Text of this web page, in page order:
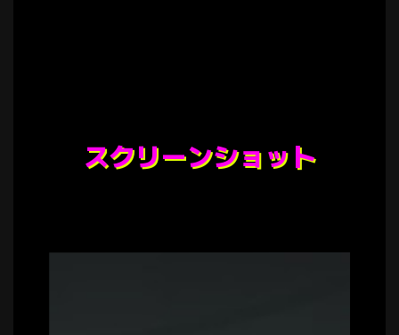
スクリーンショット